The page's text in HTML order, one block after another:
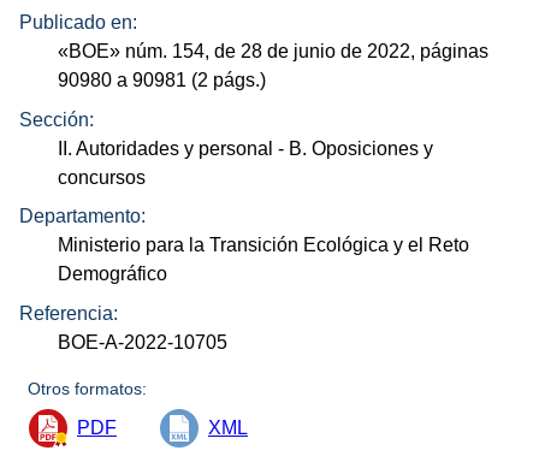
Publicado en:
«BOE» núm. 154, de 28 de junio de 2022, páginas
90980 a 90981 (2 págs.)
Sección:
II. Autoridades y personal - B. Oposiciones y
concursos
Departamento:
Ministerio para la Transición Ecológica y el Reto
Demográfico
Referencia:
BOE-A-2022-10705
Otros formatos:
PDF XML